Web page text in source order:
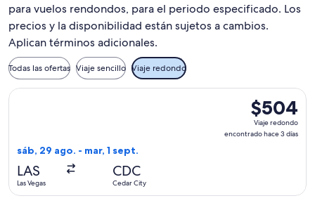
para vuelos rendondos, para el periodo especificado. Los
precios y la disponibilidad están sujetos a cambios.
Aplican términos adicionales.
Todas las ofertas Viaje sencillo Viaje redondo
$504
Viaje
redondo,
$504
Viaje redondo
encontrado hace 3 días
sáb, 29 ago. - mar, 1 sept.
LAS
Las Vegas
CDC
Cedar City
Seleccionar vuelo de Delta, con salida el sáb, 29 ago.